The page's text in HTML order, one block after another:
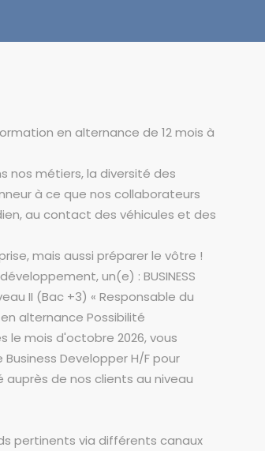
en alternance de 12 mois à
nos métiers, la diversité des
à ce que nos collaborateurs
au contact des véhicules et des
mais aussi préparer le vôtre !
un(e) : BUSINESS
II (Bac +3) « Responsable du
alternance Possibilité
le mois d'octobre 2026, vous
Developper H/F pour
de nos clients au niveau
pertinents via différents canaux